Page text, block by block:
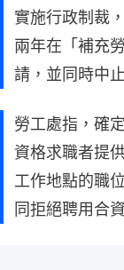
實施行政制裁
兩年在「補充
請，並同時中
勞工處指，確
資格求職者提
工作地點的職
同拒絕聘用合